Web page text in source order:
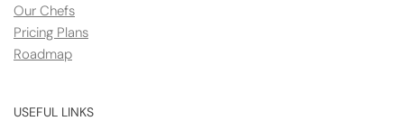
Our Chefs
Pricing Plans
Roadmap
USEFUL LINKS